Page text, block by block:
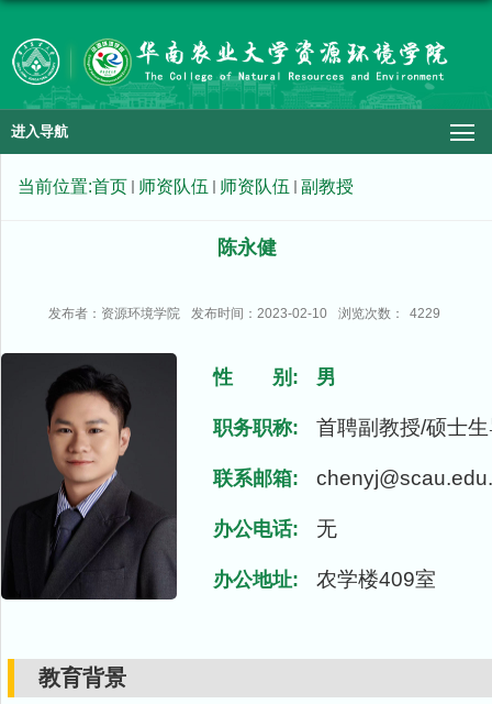
进入导航
当前位置:首页 师资队伍 师资队伍 副教授
陈永健
发布者：资源环境学院 发布时间：2023-02-10 浏览次数： 4229
性 别: 男
职务职称: 首聘副教授/硕士
联系邮箱:
办公电话: 无
办公地址: 农学楼409室
教育背景